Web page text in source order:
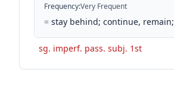
Frequency:Very Frequent
= stay behind; continue, remain;
sg. imperf. pass. subj. 1st